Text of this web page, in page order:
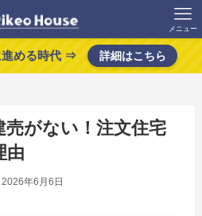
メニュー
進める時代 ⇒ 詳細はこちら
がない！注文住宅
由
2026年6月6日